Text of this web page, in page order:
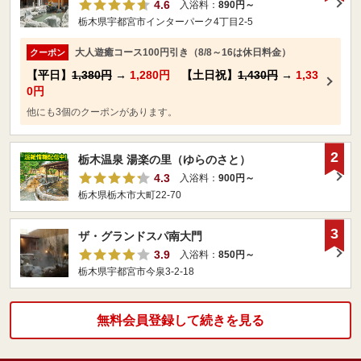
4.6
入浴料： 890円～
栃木県宇都宮市インターパーク4丁目2-5
クーポン 大人遊癒コース100円引き（8/8～16は休日料金）
【平日】 1,380円 → 1,280円 【土日祝】 1,430円 → 1,33
0円
他にも3個のクーポンがあります。
栃木温泉 湯楽の里（ゆらのさと）
4.3
入浴料： 900円～
栃木県栃木市大町22-70
2
ザ・グランドスパ南大門
3.9
入浴料： 850円～
栃木県宇都宮市今泉3-2-18
3
無料会員登録して続きを見る